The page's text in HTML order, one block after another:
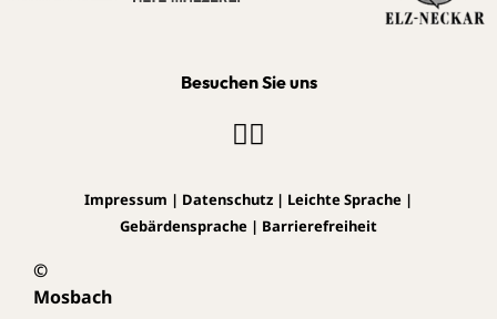
Besuchen Sie uns
©
Mosbach
Impressum | Datenschutz | Leichte Sprache |
Gebärdensprache | Barrierefreiheit